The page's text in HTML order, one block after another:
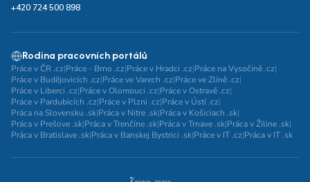
+420 724 500 898
Rodina pracovních portálů
Práce v ČR .cz|Práce - Brno .cz|Práce v Hradci .cz|Práce na Vysočině .cz|
Práce v Budějovicích .cz|Práce ve Varech .cz|Práce ve Zlíně .cz|
Práce v Liberci .cz|Práce v Olomouci .cz|Práce v Ostravě .cz|
Práce v Pardubicích .cz|Práce v Plzni .cz|Práce v Ústí .cz|
Práca na Slovensku .sk|Práca v Nitre .sk|Práca v Košiciach .sk|
Práca v Prešove .sk|Práca v Trenčíne .sk|Práca v Trnave .sk|Práca v Žiline .sk|
Práca v Bratislave .sk|Práca v Banskej Bystrici .sk|Práce v IT .cz|Práca v IT .sk